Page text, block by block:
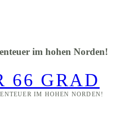
im hohen Norden!
IM HOHEN NORDEN!